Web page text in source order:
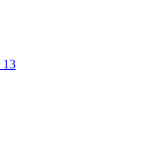
13